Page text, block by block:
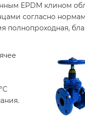
EPDM клином
согласно